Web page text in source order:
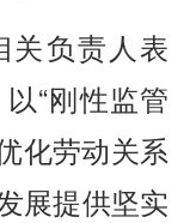
关负责人表
“刚性监管
化劳动关系
展提供坚实